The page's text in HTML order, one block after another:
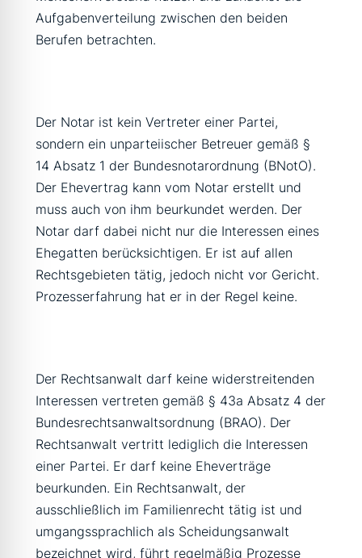
Aufgabenverteilung zwischen den beiden
Berufen betrachten.
Der Notar ist kein Vertreter einer Partei,
sondern ein unparteiischer Betreuer gemäß §
14 Absatz 1 der Bundesnotarordnung (BNotO).
Der Ehevertrag kann vom Notar erstellt und
muss auch von ihm beurkundet werden. Der
Notar darf dabei nicht nur die Interessen eines
Ehegatten berücksichtigen. Er ist auf allen
Rechtsgebieten tätig, jedoch nicht vor Gericht.
Prozesserfahrung hat er in der Regel keine.
Der Rechtsanwalt darf keine widerstreitenden
Interessen vertreten gemäß § 43a Absatz 4 der
Bundesrechtsanwaltsordnung (BRAO). Der
Rechtsanwalt vertritt lediglich die Interessen
einer Partei. Er darf keine Eheverträge
beurkunden. Ein Rechtsanwalt, der
ausschließlich im Familienrecht tätig ist und
umgangssprachlich als Scheidungsanwalt
bezeichnet wird, führt regelmäßig Prozesse